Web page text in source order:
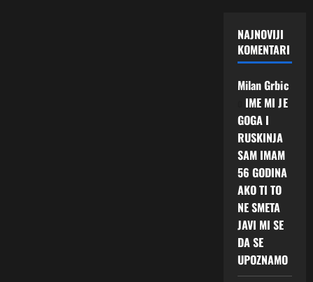
NAJNOVIJI
KOMENTARI
Milan Grbic
IME MI JE
GOGA I
RUSKINJA
SAM IMAM
56 GODINA
AKO TI TO
NE SMETA
JAVI MI SE
DA SE
UPOZNAMO